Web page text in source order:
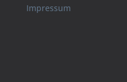
Impressum